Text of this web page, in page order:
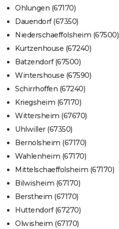
Ohlungen (67170)
Dauendorf (67350)
Niederschaeffolsheim (67500)
Kurtzenhouse (67240)
Batzendorf (67500)
Wintershouse (67590)
Schirrhoffen (67240)
Kriegsheim (67170)
Wittersheim (67670)
Uhlwiller (67350)
Bernolsheim (67170)
Wahlenheim (67170)
Mittelschaeffolsheim (67170)
Bilwisheim (67170)
Berstheim (67170)
Huttendorf (67270)
Olwisheim (67170)